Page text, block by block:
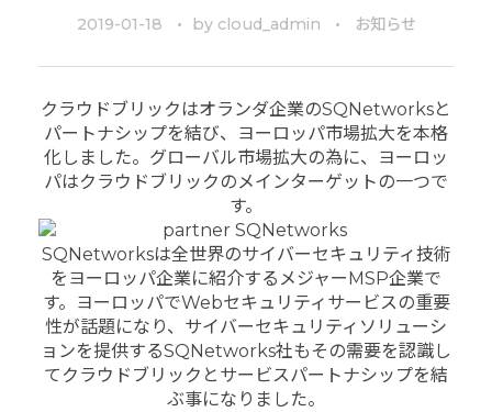
2019-01-18 by cloud_admin お知らせ
クラウドブリックはオランダ企業のSQNetworksと
パートナシップを結び、ヨーロッパ市場拡大を本格
化しました。グローバル市場拡大の為に、ヨーロッ
パはクラウドブリックのメインターゲットの一つで
す。
SQNetworksは全世界のサイバーセキュリティ技術
をヨーロッパ企業に紹介するメジャーMSP企業で
す。ヨーロッパでWebセキュリティサービスの重要
性が話題になり、サイバーセキュリティソリューシ
ョンを提供するSQNetworks社もその需要を認識し
てクラウドブリックとサービスパートナシップを結
ぶ事になりました。